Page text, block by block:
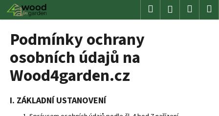
Přejít
obsah
Hledat Přihlášení
Podmínky ochrany
osobních údajů na
Wood4garden.cz
I. ZÁKLADNÍ USTANOVENÍ
o
C
o
p
t